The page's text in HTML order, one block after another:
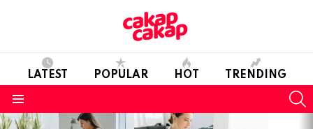
LATEST POPULAR HOT TRENDING
LATEST